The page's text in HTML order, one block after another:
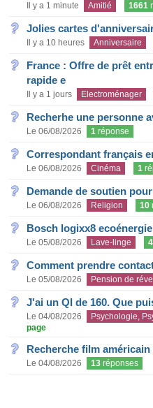
Il y a 1 minute Amitié 1661
Jolies cartes
Il y a 10 heures Anniversaire
France : Offre de prêt
rapide e
Il y a 1 jours Electroménager
Recherhe une personne
Le 06/08/2026 1 réponse
Correspondant français
Le 06/08/2026 Cinéma 1
Demande de soutien
Le 06/08/2026 Religion 10
Bosch logixx8
Le 05/08/2026 Lave-linge 4
Comment prendre
Le 05/08/2026 Pension de
J'ai un QI de 160. Que
Le 04/08/2026 Psychologie,
page
Recherche film américain
Le 04/08/2026 13 réponses